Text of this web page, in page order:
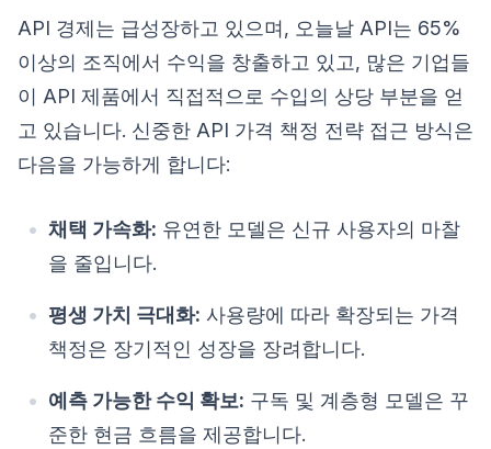
API 경제는 급성장하고 있으며, 오늘날 API는 65%
이상의 조직에서 수익을 창출하고 있고, 많은 기업들
이 API 제품에서 직접적으로 수입의 상당 부분을 얻
고 있습니다. 신중한 API 가격 책정 전략 접근 방식은
다음을 가능하게 합니다:
채택 가속화: 유연한 모델은 신규 사용자의 마찰
을 줄입니다.
평생 가치 극대화: 사용량에 따라 확장되는 가격
책정은 장기적인 성장을 장려합니다.
예측 가능한 수익 확보: 구독 및 계층형 모델은 꾸
준한 현금 흐름을 제공합니다.